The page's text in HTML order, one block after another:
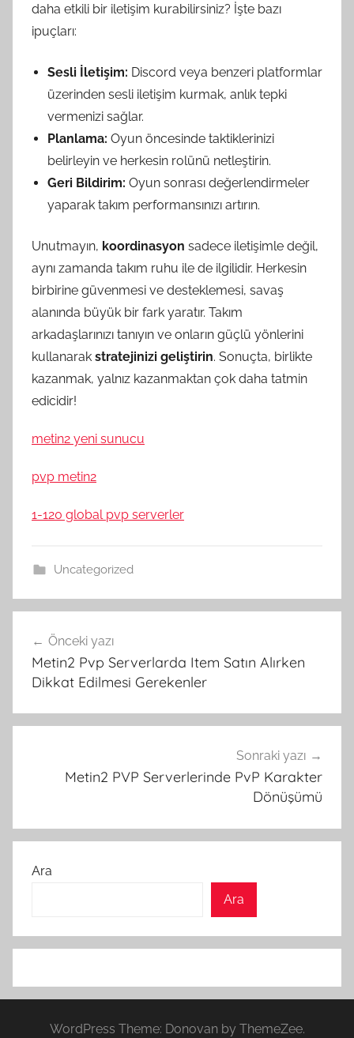
daha etkili bir iletişim kurabilirsiniz? İşte bazı
ipuçları:
Sesli İletişim: Discord veya benzeri platformlar
üzerinden sesli iletişim kurmak, anlık tepki
vermenizi sağlar.
Planlama: Oyun öncesinde taktiklerinizi
belirleyin ve herkesin rolünü netleştirin.
Geri Bildirim: Oyun sonrası değerlendirmeler
yaparak takım performansınızı artırın.
Unutmayın, koordinasyon sadece iletişimle değil,
aynı zamanda takım ruhu ile de ilgilidir. Herkesin
birbirine güvenmesi ve desteklemesi, savaş
alanında büyük bir fark yaratır. Takım
arkadaşlarınızı tanıyın ve onların güçlü yönlerini
kullanarak stratejinizi geliştirin. Sonuçta, birlikte
kazanmak, yalnız kazanmaktan çok daha tatmin
edicidir!
metin2 yeni sunucu
pvp metin2
1-120 global pvp serverler
Uncategorized
gezinmesi
Önceki yazı
Metin2 Pvp Serverlarda Item Satın Alırken
Dikkat Edilmesi Gerekenler
Sonraki yazı
Metin2 PVP Serverlerinde PvP Karakter
Dönüşümü
Ara
Ara
WordPress Theme: Donovan by ThemeZee.